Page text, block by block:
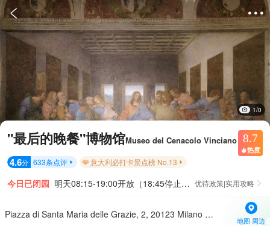
 
1/0
"最后的晚餐"博物馆Museo del Cenacolo Vinciano 8.7
 热度
4.6分 633条点评  意大利必打卡景点榜 No.13 
今日已闭园 明天08:15-19:00开放（18:45停止入园） 优待政策|实用攻略 
Piazza di Santa Maria delle Grazie, 2, 20123 Milano MI, 意大利
地图·周边